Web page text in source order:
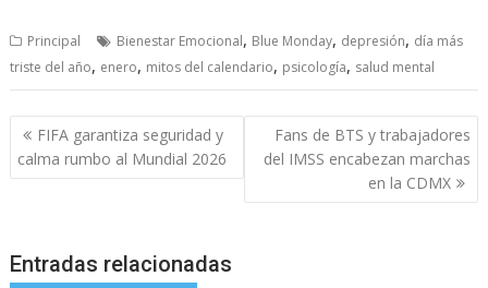
Principal Bienestar Emocional, Blue Monday, depresión, día más
triste del año, enero, mitos del calendario, psicología, salud mental
Navegación
de
entradas
FIFA garantiza seguridad y
calma rumbo al Mundial 2026
Fans de BTS y trabajadores
del IMSS encabezan marchas
en la CDMX
Entradas relacionadas